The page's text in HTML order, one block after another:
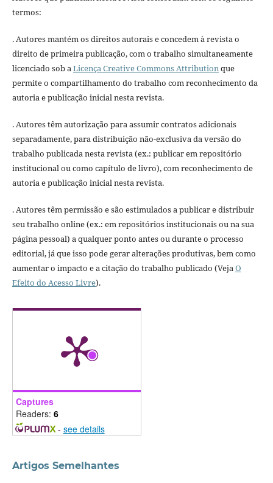
termos:
. Autores mantém os direitos autorais e concedem à revista o
direito de primeira publicação, com o trabalho simultaneamente
licenciado sob aLicença Creative Commons Attributionque
permite o compartilhamento do trabalho com reconhecimento da
autoria e publicação inicial nesta revista.
. Autores têm autorização para assumir contratos adicionais
separadamente, para distribuição não-exclusiva da versão do
trabalho publicada nesta revista (ex.: publicar em repositório
institucional ou como capítulo de livro), com reconhecimento de
autoria e publicação inicial nesta revista.
. Autores têm permissão e são estimulados a publicar e distribuir
seu trabalho online (ex.: em repositórios institucionais ou na sua
página pessoal) a qualquer ponto antes ou durante o processo
editorial, já que isso pode gerar alterações produtivas, bem como
aumentar o impacto e a citação do trabalho publicado (VejaO
Efeito do Acesso Livre).
Captures
Readers: 6
- see details
Artigos Semelhantes